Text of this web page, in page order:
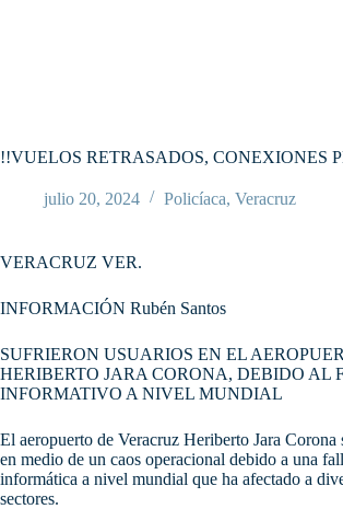
!!VUELOS RETRASADOS, CONEXIONES
julio 20, 2024 Policíaca, Veracruz
VERACRUZ VER.
INFORMACIÓN Rubén Santos
SUFRIERON USUARIOS EN EL
HERIBERTO JARA CORONA, DEBIDO AL
INFORMATIVO A NIVEL MUNDIAL
El aeropuerto de Veracruz Heriberto Jara Corona
en medio de un caos operacional debido a una
informática a nivel mundial que ha afectado a
sectores.